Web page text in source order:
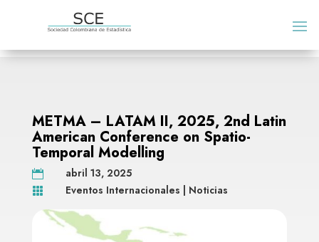
METMA – LATAM II, 2025, 2nd Latin
American Conference on Spatio-
Temporal Modelling
 abril 13, 2025
 Eventos Internacionales Noticias